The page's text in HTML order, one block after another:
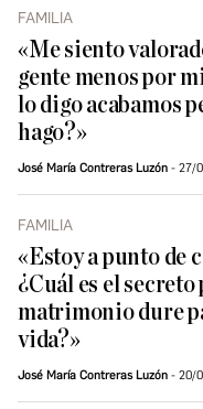
FAMILIA
«Me siento
gente menos por
lo digo acabamos
hago?»
José María Contreras Luzón 27/
FAMILIA
«Estoy a punto de
¿Cuál es el secreto
matrimonio dure
vida?»
José María Contreras Luzón 20/